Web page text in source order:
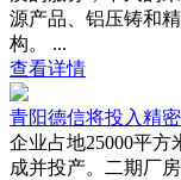
源产品、铝压铸和
构。 ...
查看详情
青阳德信将投入精
企业占地25000平方
成并投产。二期厂